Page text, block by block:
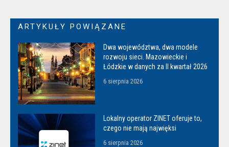
ARTYKUŁY POWIĄZANE
Dwa województwa, dwa modele
rozwoju sieci. Mazowieckie i
Łódzkie w danych za II kwartał 2026
6 sierpnia 2026
Lokalny operator ZINET oferuje to,
czego nie mają najwięksi
6 sierpnia 2026